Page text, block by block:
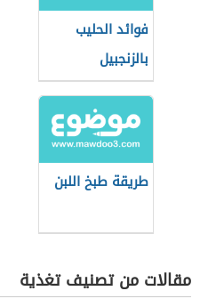
فوائد الحليب
بالزنجبيل
طريقة طبخ اللبن
مقالات من تصنيف تغذية